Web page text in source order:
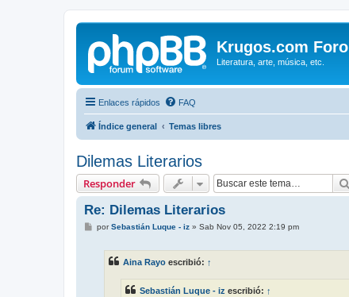
Krugos.com Foro
Literatura, arte, música, etc.
Enlaces rápidos FAQ
Índice general Temas libres
Dilemas Literarios
Responder
Re: Dilemas Literarios
MporSebastián Luque - iz» Sab Nov 05, 2022 2:19 pm
Aina Rayo escribió: ↑
Sebastián Luque - iz escribió: ↑